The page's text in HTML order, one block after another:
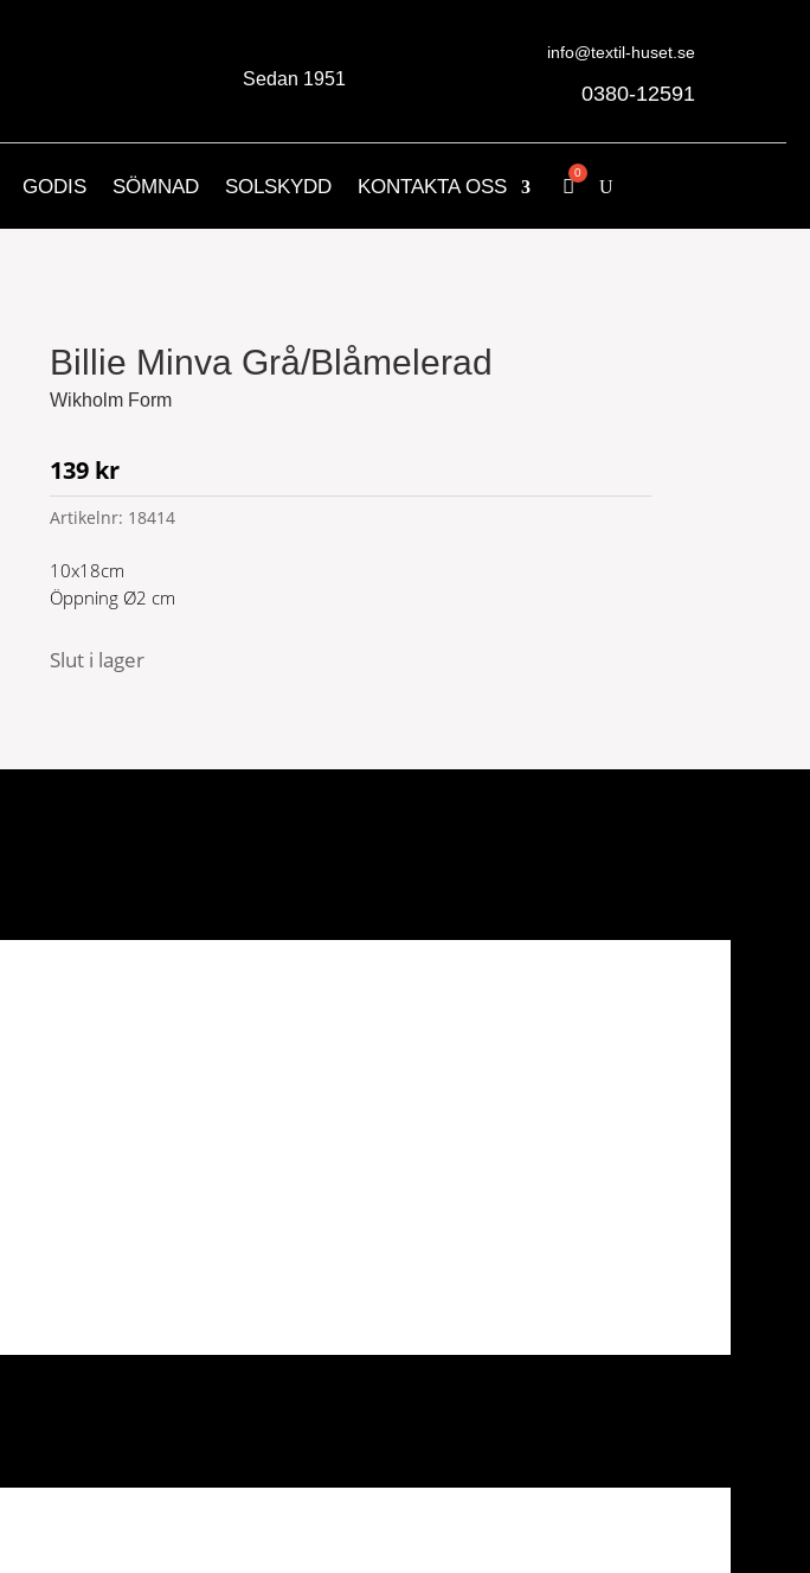
Sedan 1951
info@textil-huset.se
0380-12591
GODIS SÖMNAD SOLSKYDD KONTAKTA OSS
Billie Minva Grå/Blåmelerad
Wikholm Form
139 kr
Artikelnr: 18414
10x18cm
Öppning Ø2 cm
Slut i lager